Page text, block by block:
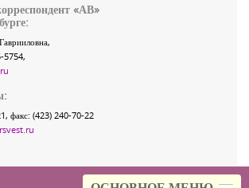
«АВ»
5754,
факс: (423) 240-70-22